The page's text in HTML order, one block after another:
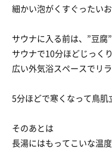
細かい泡がくすぐったい
サウナに入る前は、”豆腐
サウナで10分ほどじっく
広い外気浴スペースでリラ
5分ほどで寒くなって鳥肌
そのあとは
長湯にはもってこいな温